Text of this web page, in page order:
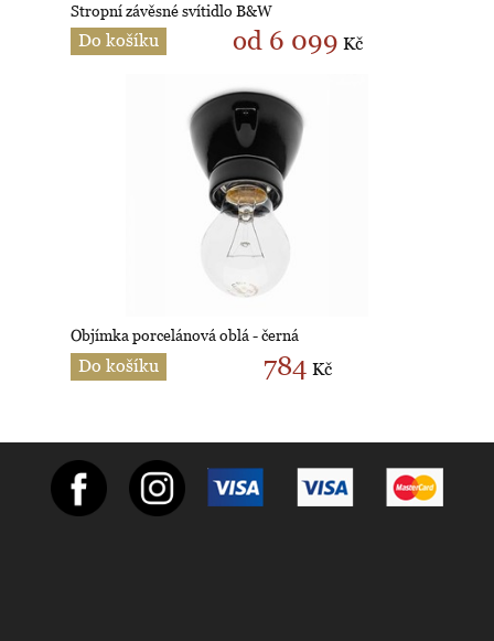
Stropní závěsné svítidlo B&W
Do košíku od 6 099 Kč
Objímka porcelánová oblá - černá
Do košíku 784 Kč